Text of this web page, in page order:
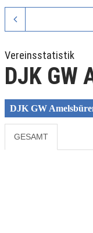
Vereinsstatistik
DJK GW
DJK GW
GESAMT